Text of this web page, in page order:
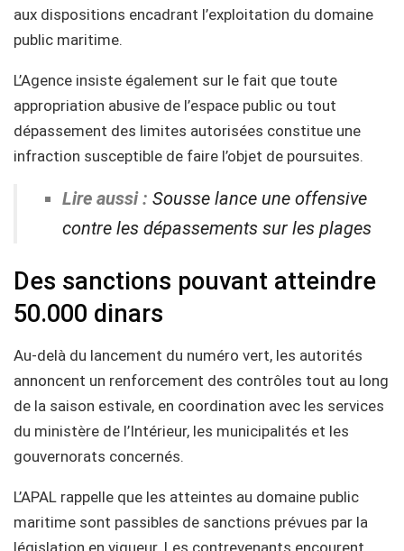
aux dispositions encadrant l’exploitation du domaine
public maritime.
L’Agence insiste également sur le fait que toute
appropriation abusive de l’espace public ou tout
dépassement des limites autorisées constitue une
infraction susceptible de faire l’objet de poursuites.
Lire aussi :Sousse lance une offensive
contre les dépassements sur les plages
Des sanctions pouvant atteindre
50.000 dinars
Au-delà du lancement du numéro vert, les autorités
annoncent un renforcement des contrôles tout au long
de la saison estivale, en coordination avec les services
du ministère de l’Intérieur, les municipalités et les
gouvernorats concernés.
L’APAL rappelle que les atteintes au domaine public
maritime sont passibles de sanctions prévues par la
législation en vigueur. Les contrevenants encourent